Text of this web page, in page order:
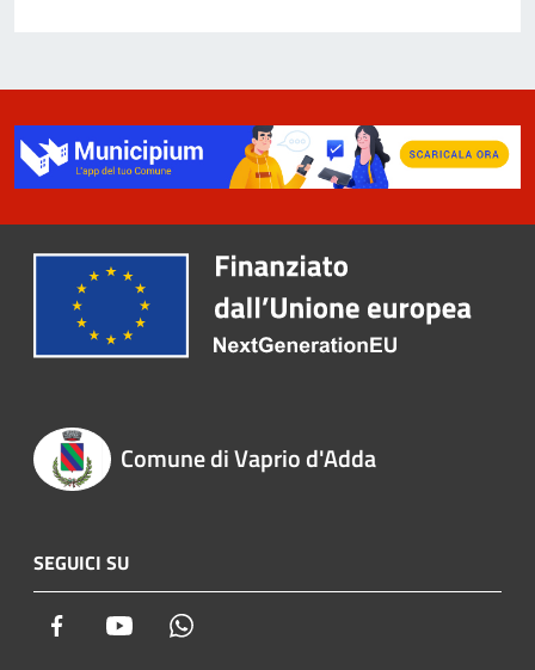
Comune di Vaprio d'Adda
SEGUICI SU
Facebook Youtube